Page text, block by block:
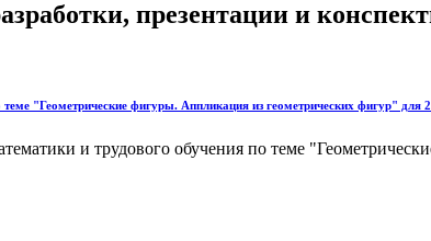
презентации и
теме "Геометрические фигуры. Аппликация из геометрических фигур" для
и трудового обучения по теме